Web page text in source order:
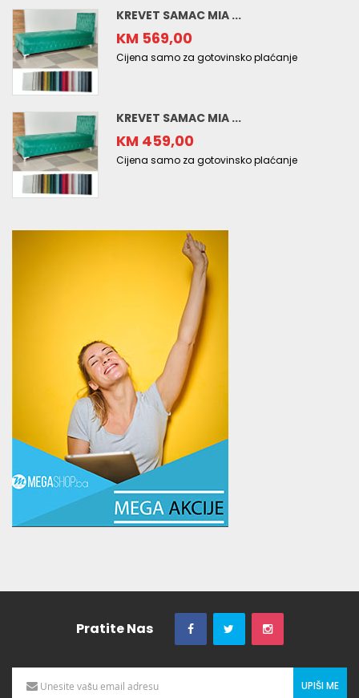
KREVET SAMAC MIA ...
KM 569,00
Cijena samo za gotovinsko plaćanje
KREVET SAMAC MIA ...
KM 459,00
Cijena samo za gotovinsko plaćanje
Pratite Nas
UPIŠI ME